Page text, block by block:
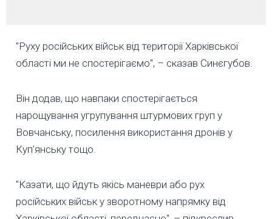
"Руху російських військ від території Харківської
області ми не спостерігаємо", – сказав Синєгубов.
Він додав, що навпаки спостерігається
нарощування угрупування штурмових груп у
Вовчанську, посилення використання дронів у
Куп'янську тощо.
"Казати, що йдуть якісь маневри або рух
російських військ у зворотному напрямку від